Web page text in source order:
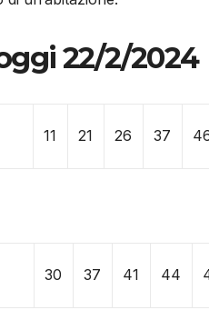
22/2/2024
11 21 26 37
30 37 41 44